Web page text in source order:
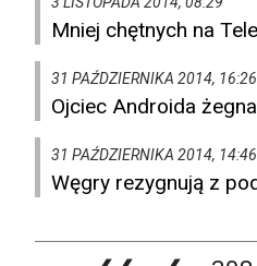
Mniej chętnych na
31 PAŹDZIERNIKA 2014, 16:26
Ojciec Androida
31 PAŹDZIERNIKA 2014, 14:46
Węgry rezygnują z